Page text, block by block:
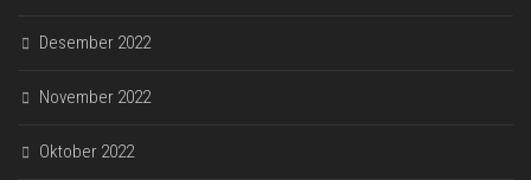
Desember 2022
November 2022
Oktober 2022